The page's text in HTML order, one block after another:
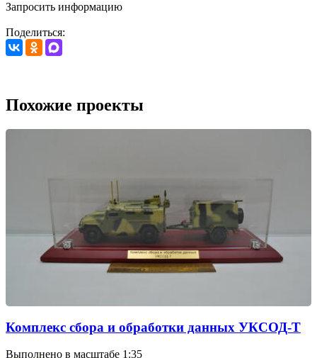
Запросить информацию
Поделиться:
Похожие проекты
Комплекс сбора и обработки данных УКСОД-Т
Выполнено в масштабе 1:35